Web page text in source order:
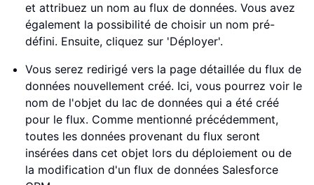
et attribuez un nom au flux de données. Vous avez
également la possibilité de choisir un nom pré-
défini. Ensuite, cliquez sur 'Déployer'.
Vous serez redirigé vers la page détaillée du flux de
données nouvellement créé. Ici, vous pourrez voir le
nom de l'objet du lac de données qui a été créé
pour le flux. Comme mentionné précédemment,
toutes les données provenant du flux seront
insérées dans cet objet lors du déploiement ou de
la modification d'un flux de données Salesforce